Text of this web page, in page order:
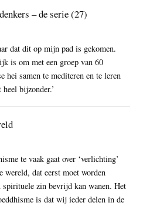
– de serie (27)
dat dit op mijn pad is gekomen.
is om met een groep van 60
hei samen te mediteren en te leren
bijzonder.’
te vaak gaat over ‘verlichting’
wereld, dat eerst moet worden
zin bevrijd kan wanen. Het
is dat wij ieder delen in de